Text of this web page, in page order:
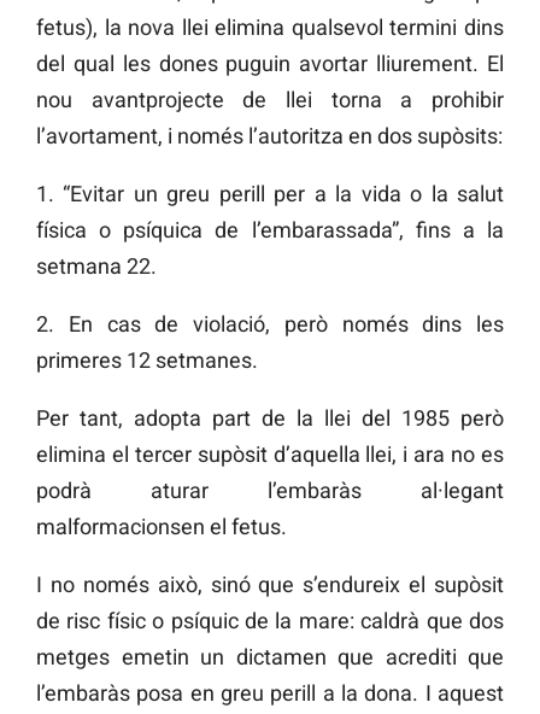
fetus), la nova llei elimina qualsevol termini dins
del qual les dones puguin avortar lliurement. El
nou avantprojecte de llei torna a prohibir
l’avortament, i només l’autoritza en dos supòsits:
1. “Evitar un greu perill per a la vida o la salut
física o psíquica de l’embarassada”, fins a la
setmana 22.
2. En cas de violació, però només dins les
primeres 12 setmanes.
Per tant, adopta part de la llei del 1985 però
elimina el tercer supòsit d’aquella llei, i ara no es
podrà aturar l’embaràs al·legant
malformacionsen el fetus.
I no només això, sinó que s’endureix el supòsit
de risc físic o psíquic de la mare: caldrà que dos
metges emetin un dictamen que acrediti que
l’embaràs posa en greu perill a la dona. I aquest